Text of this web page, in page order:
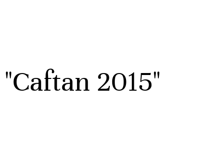
2015"